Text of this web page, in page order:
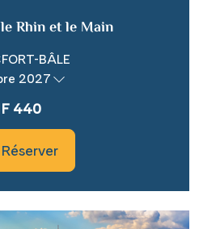
does not exist in
###
Rhin et le Main
BÂLE
2027
440
Réserver